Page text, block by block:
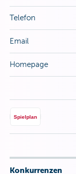
Telefon
Email
Homepage
Spielplan
Konkurrenzen